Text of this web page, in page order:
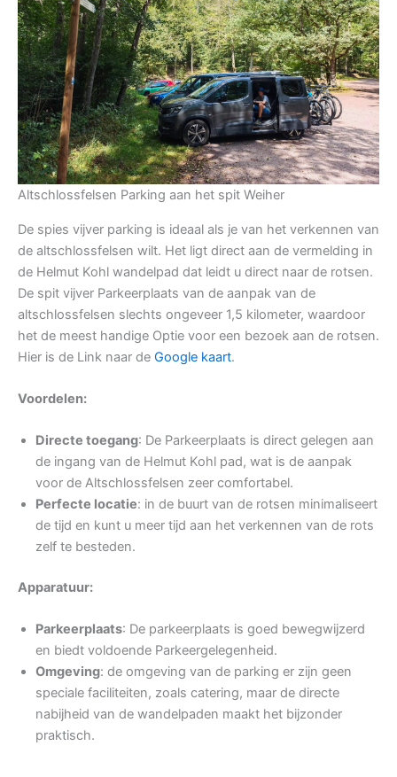
Altschlossfelsen Parking aan het spit Weiher
De spies vijver parking is ideaal als je van het verkennen van
de altschlossfelsen wilt. Het ligt direct aan de vermelding in
de Helmut Kohl wandelpad dat leidt u direct naar de rotsen.
De spit vijver Parkeerplaats van de aanpak van de
altschlossfelsen slechts ongeveer 1,5 kilometer, waardoor
het de meest handige Optie voor een bezoek aan de rotsen.
Hier is de Link naar de Google kaart.
Voordelen:
Directe toegang: De Parkeerplaats is direct gelegen aan
de ingang van de Helmut Kohl pad, wat is de aanpak
voor de Altschlossfelsen zeer comfortabel.
Perfecte locatie: in de buurt van de rotsen minimaliseert
de tijd en kunt u meer tijd aan het verkennen van de rots
zelf te besteden.
Apparatuur:
Parkeerplaats: De parkeerplaats is goed bewegwijzerd
en biedt voldoende Parkeergelegenheid.
Omgeving: de omgeving van de parking er zijn geen
speciale faciliteiten, zoals catering, maar de directe
nabijheid van de wandelpaden maakt het bijzonder
praktisch.